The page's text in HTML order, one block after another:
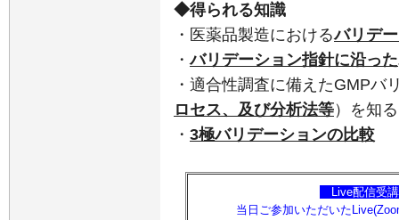
◆得られる知識
・ 医薬品製造におけるバリデ
・バリデーション指針に沿った
・ 適合性調査に備えたGMPバ
ロセス、及び分析法等） を知る
・ 3極バリデーションの比較
Live配信受
当日ご参加いただいた